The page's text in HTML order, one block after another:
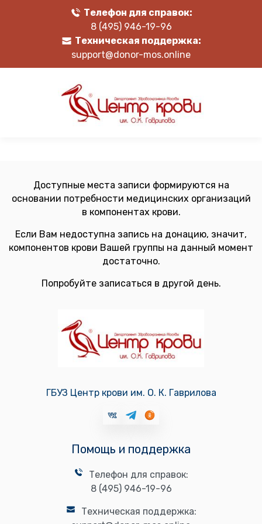
Телефон для справок:
8 (495) 946-19-96
Техническая поддержка:
support@donor-mos.online
Доступные места записи формируются на
основании потребности медицинских организаций
в компонентах крови.
Если Вам недоступна запись на донацию, значит,
компонентов крови Вашей группы на данный момент
достаточно.
Попробуйте записаться в другой день.
ГБУЗ Центр крови им. О. К. Гаврилова
Помощь и поддержка
Телефон для справок:
8 (495) 946-19-96
Техническая поддержка: